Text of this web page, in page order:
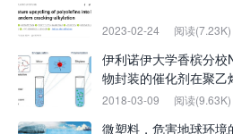
2023-02-24 阅读(7.23K)
伊利诺伊大学香槟分
物封装的催化剂在聚乙
2018-03-09 阅读(9.63K)
微塑料，危害地球环境